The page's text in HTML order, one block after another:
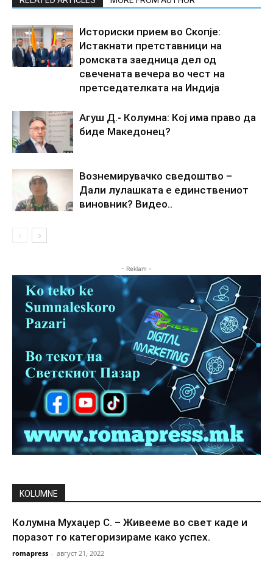
Историски прием во Скопје:
Истакнати претставници на
ромската заедница дел од
свечената вечера во чест на
претседателката на Индија
Агуш Д.- Колумна: Кој има право да
биде Македонец?
Вознемирувачко сведоштво –
Дали лулашката е единствениот
виновник? Видео..
- Reklam -
KOLUMNE
Колумна Мухаџер С. – Живееме во свет каде и
поразот го категоризираме како успех.
romapress - август 21, 2022